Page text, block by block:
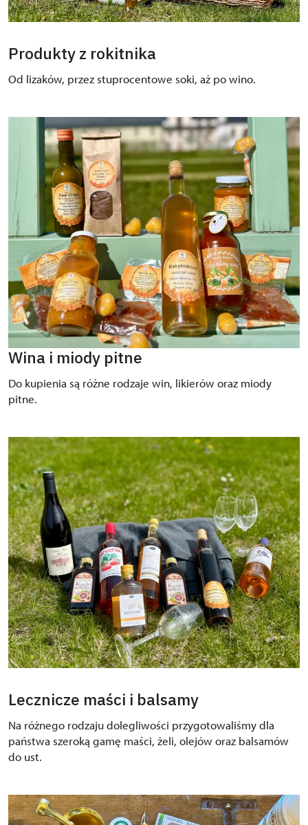
Produkty z rokitnika
Od lizaków, przez stuprocentowe soki, aż po wino.
Wina i miody pitne
Do kupienia są różne rodzaje win, likierów oraz miody
pitne.
Lecznicze maści i balsamy
Na różnego rodzaju dolegliwości przygotowaliśmy dla
państwa szeroką gamę maści, żeli, olejów oraz balsamów
do ust.